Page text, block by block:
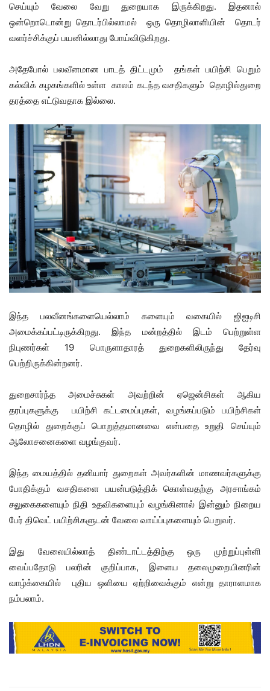
செய்யும் வேலை வேறு துறையாக இருக்கிறது. இதனால்
ஒன்றொடொன்று தொடர்பில்லாமல் ஒரு தொழிலாளியின் தொடர்
வளர்ச்சிக்குப் பயனில்லாது போய்விடுகிறது.
அதேபோல் பலவீனமான பாடத் திட்டமும் தங்கள் பயிற்சி பெறும்
கல்விக் கழகங்களில் உள்ள காலம் கடந்த வசதிகளும் தொழில்துறை
தரத்தை எட்டுவதாக இல்லை.
இந்த பலவீனங்களையெல்லாம் களையும் வகையில் ஜிஐடிசி
அமைக்கப்பட்டிருக்கிறது. இந்த மன்றத்தில் இடம் பெற்றுள்ள
நிபுணர்கள் 19 பொருளாதாரத் துறைகளிலிருந்து தேர்வு
பெற்றிருக்கின்றனர்.
துறைசார்ந்த அமைச்சுகள் அவற்றின் ஏஜென்சிகள் ஆகிய
தரப்புகளுக்கு பயிற்சி கட்டமைப்புகள், வழங்கப்படும் பயிற்சிகள்
தொழில் துறைக்குப் பொறுத்தமானவை என்பதை உறுதி செய்யும்
ஆலோசனைகளை வழங்குவர்.
இந்த மையத்தில் தனியார் துறைகள் அவர்களின் மாணவர்களுக்கு
போதிக்கும் வசதிகளை பயன்படுத்திக் கொள்வதற்கு அரசாங்கம்
சலுகைகளையும் நிதி உதவிகளையும் வழங்கினால் இன்னும் நிறைய
பேர் திவெட் பயிற்சிகளுடன் வேலை வாய்ப்புகளையும் பெறுவர்.
இது வேலையில்லாத் திண்டாட்டத்திற்கு ஒரு முற்றுப்புள்ளி
வைப்பதோடு பலரின் குறிப்பாக, இளைய தலைமுறையினரின்
வாழ்க்கையில் புதிய ஒளியை ஏற்றிவைக்கும் என்று தாராளமாக
நம்பலாம்.